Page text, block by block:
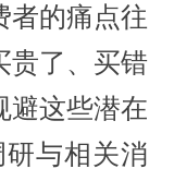
者的痛点往
了、买错
避这些潜在
研与相关消